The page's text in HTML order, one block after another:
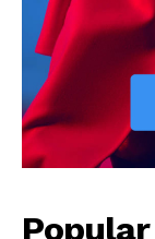
Popular